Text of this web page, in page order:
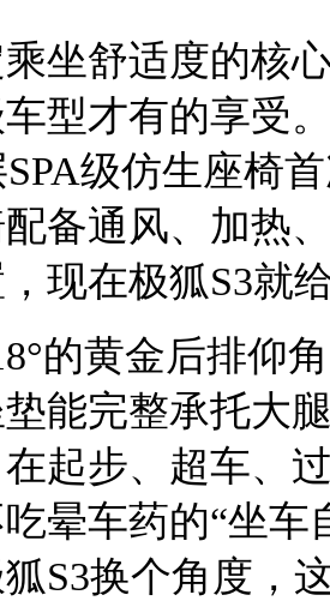
坐舒适度的核
型才有的享受
级仿生座椅
备通风、加热
现在极狐S3就
的黄金后排仰
能完整承托大
起步、超车、
晕车药的“坐车
S3换个角度，